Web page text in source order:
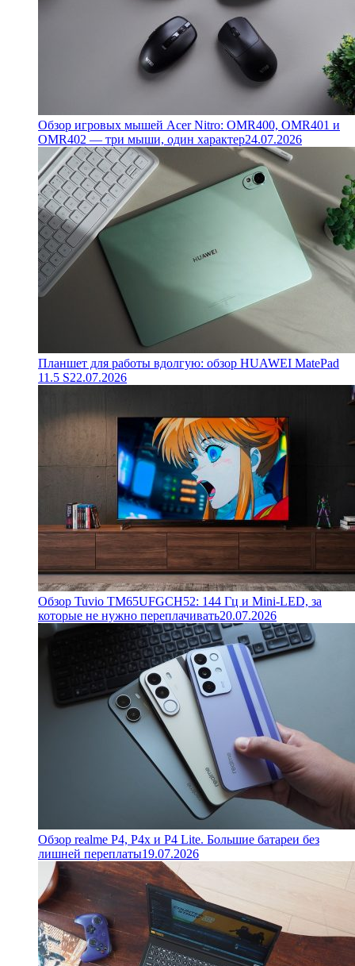
Обзор игровых мышей Acer Nitro: OMR400, OMR401 и
OMR402 — три мыши, один характер24.07.2026
Планшет для работы вдолгую: обзор HUAWEI MatePad
11.5 S22.07.2026
Обзор Tuvio TM65UFGCH52: 144 Гц и Mini-LED, за
которые не нужно переплачивать20.07.2026
Обзор realme P4, P4x и P4 Lite. Большие батареи без
лишней переплаты19.07.2026